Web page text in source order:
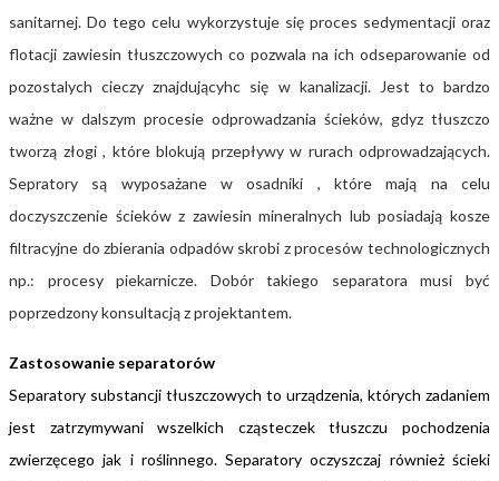
sanitarnej. Do tego celu wykorzystuje się proces sedymentacji oraz
flotacji zawiesin tłuszczowych co pozwala na ich odseparowanie od
pozostalych cieczy znajdującyhc się w kanalizacji. Jest to bardzo
ważne w dalszym procesie odprowadzania ścieków, gdyz tłuszczo
tworzą złogi , które blokują przepływy w rurach odprowadzających.
Sepratory są wyposażane w osadniki , które mają na celu
doczyszczenie ścieków z zawiesin mineralnych lub posiadają kosze
filtracyjne do zbierania odpadów skrobi z procesów technologicznych
np.: procesy piekarnicze. Dobór takiego separatora musi być
poprzedzony konsultacją z projektantem.
Zastosowanie separatorów
Separatory substancji tłuszczowych to urządzenia, których zadaniem
jest zatrzymywaniwszelkich cząsteczek tłuszczu pochodzenia
zwierzęcego jak i roślinnego. Separatory oczyszczaj również ścieki